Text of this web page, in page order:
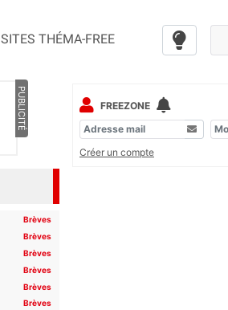
SITES THÉMA-FREE
PUBLICITÉ
Brèves
Brèves
Brèves
Brèves
Brèves
Brèves
FREEZONE
Créer un compte